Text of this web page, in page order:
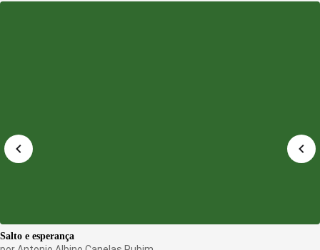
Salto e esperança